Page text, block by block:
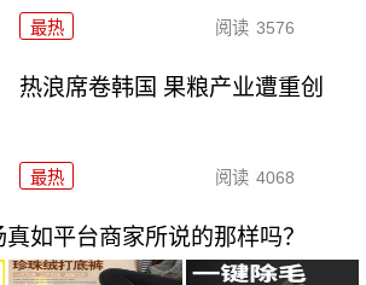
最热 阅读 3576
热浪席卷韩国 果粮产业遭重创
最热 阅读 4068
如平台商家所说的那样吗？